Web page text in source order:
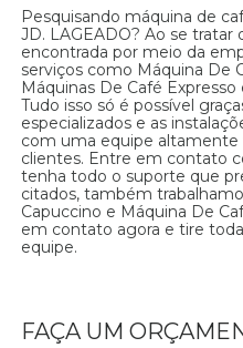
Pesquisando máquina de
JD. LAGEADO? Ao se tratar
encontrada por meio da
serviços como Máquina De
Máquinas De Café
Tudo isso só é possível
especializados e as
com uma equipe altamente
clientes. Entre em contato
tenha todo o suporte que
citados, também
Capuccino e Máquina De
em contato agora e tire
equipe.
FAÇA UM